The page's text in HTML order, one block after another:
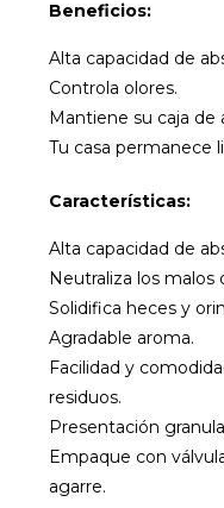
Beneficios:
Alta capacidad de
Controla olores.
Mantiene su caja de
Tu casa permanece
Características:
Alta capacidad de
Neutraliza los malos
Solidifica heces y
Agradable aroma.
Facilidad y
residuos.
Presentación
Empaque con
agarre.